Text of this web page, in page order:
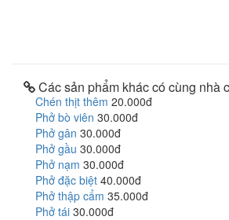
Các sản phẩm khác có cùng nhà
Chén thịt thêm 20.000đ
Phở bò viên 30.000đ
Phở gân 30.000đ
Phở gầu 30.000đ
Phở nạm 30.000đ
Phở đặc biệt 40.000đ
Phở thập cẩm 35.000đ
Phở tái 30.000đ